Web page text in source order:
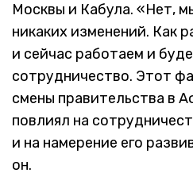
Москвы и Кабула. «Нет,
никаких изменений. Как
и сейчас работаем и
сотрудничество. Этот
смены правительства в
повлиял на
и на намерение его
он.